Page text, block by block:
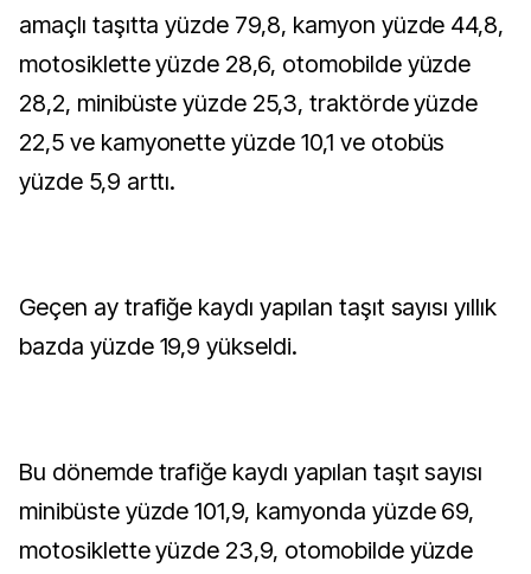
amaçlı taşıtta yüzde 79,8, kamyon yüzde 44,8,
motosiklette yüzde 28,6, otomobilde yüzde
28,2, minibüste yüzde 25,3, traktörde yüzde
22,5 ve kamyonette yüzde 10,1 ve otobüs
yüzde 5,9 arttı.
Geçen ay trafiğe kaydı yapılan taşıt sayısı yıllık
bazda yüzde 19,9 yükseldi.
Bu dönemde trafiğe kaydı yapılan taşıt sayısı
minibüste yüzde 101,9, kamyonda yüzde 69,
motosiklette yüzde 23,9, otomobilde yüzde